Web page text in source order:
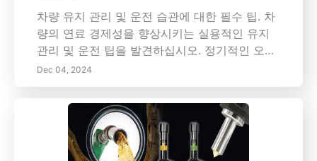
차량 유지 관리 및 운전 습관에 대한 필수 팁. 차
량의 연료 경제성을 향상시키는 실용적인 유지
관리 및 운전 팁을 발견하십시오. 정기적인 오일
교환 및 타이어 압력 점검을 보장하는 것부터 친
환경 운전 습관을 채택하는 것까지, 우리의 가이
드는 효율성을 향상시키고 연료 비용을 줄이는
데 필요한 모든 정보를 제공합니다. 엔진 성능 모
니터링의 중요성과 차량 무게 및 공기 저항이 연
료 소비에 미치는 영향을 알아보십시오. 최적의
Dec 04, 2024